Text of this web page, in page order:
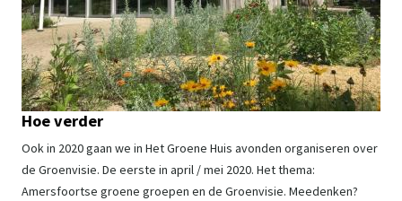
Hoe verder
Ook in 2020 gaan we in Het Groene Huis avonden organiseren over
de Groenvisie. De eerste in april / mei 2020. Het thema:
Amersfoortse groene groepen en de Groenvisie. Meedenken?